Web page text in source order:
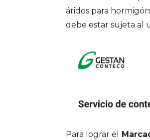
áridos para
debe estar sujeta al
Para lograr el